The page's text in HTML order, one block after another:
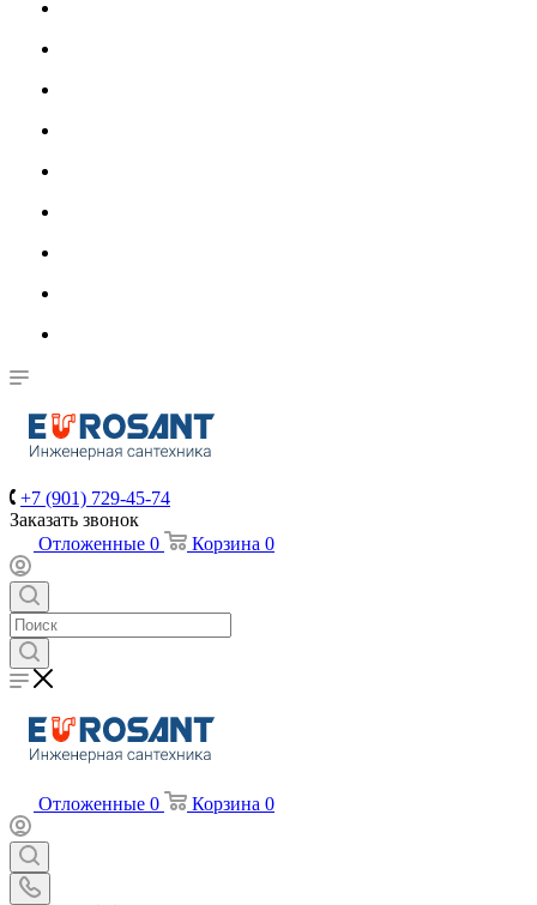
+7 (901) 729-45-74
Заказать звонок
Отложенные 0 Корзина 0
Отложенные 0 Корзина 0